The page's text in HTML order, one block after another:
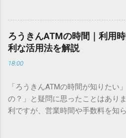
は、JIS規格（日本産業規格）に
準」といった形で整理されていま
使われる非常に古い漢字（旧字）
れた「外字」は、この一般的な変
ン上のすべての文字には、いわば
り振られています。変換候補に出
（コード）を直接指定すれば、確
のです。 2. Windows標準機能！文
進数入力」 最も汎用性が高く、
ことに申し訳なさを感じたりする
ん。 「もっとスムーズに、自分の
い」 「わざわざ電話をかけずに、
い」 そんな願いを叶えてくれるの
ビス「スマートクラブ」と、LINE
これらを活用するだけで、再配達
受け取り術と、連携による具体的
す。 佐川急便の再配達が劇的に変
は？ まず押さえておきたいのが、
ろうきんATMの時間｜利用
利な活用法を解説
18:00
「ろうきんATMの時間が知りたい
の？」と疑問に思ったことはあり
利ですが、営業時間や手数料を知
ATM営業時間や利用の注意点、便